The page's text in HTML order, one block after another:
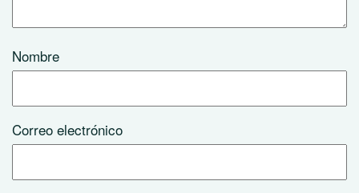
Nombre
Correo electrónico